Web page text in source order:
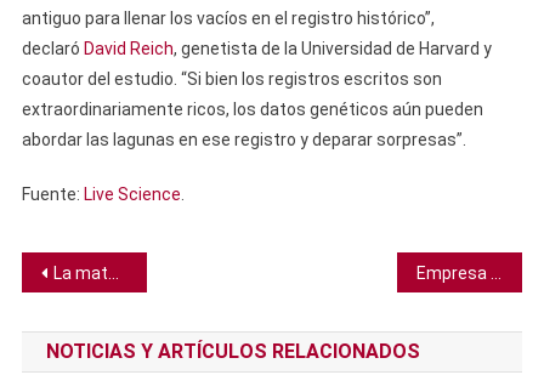
antiguo para llenar los vacíos en el registro histórico”,
declaró David Reich, genetista de la Universidad de Harvard y
coautor del estudio. “Si bien los registros escritos son
extraordinariamente ricos, los datos genéticos aún pueden
abordar las lagunas en ese registro y deparar sorpresas”.
Fuente: Live Science
Navegación
de
entradas
La materia oscura podría haber sido detectada por accidente
NOTICIAS Y ARTÍCULOS RELACIONADOS